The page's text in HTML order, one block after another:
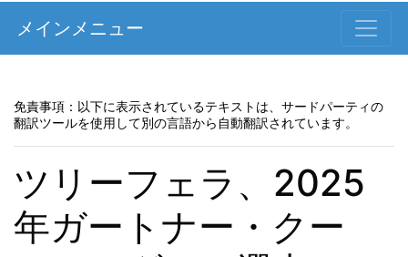
メインメニュー
免責事項：以下に表示されているテキストは、サードパーティの
翻訳ツールを使用して別の言語から自動翻訳されています。
ツリーフェラ、2025
年ガートナー・クー